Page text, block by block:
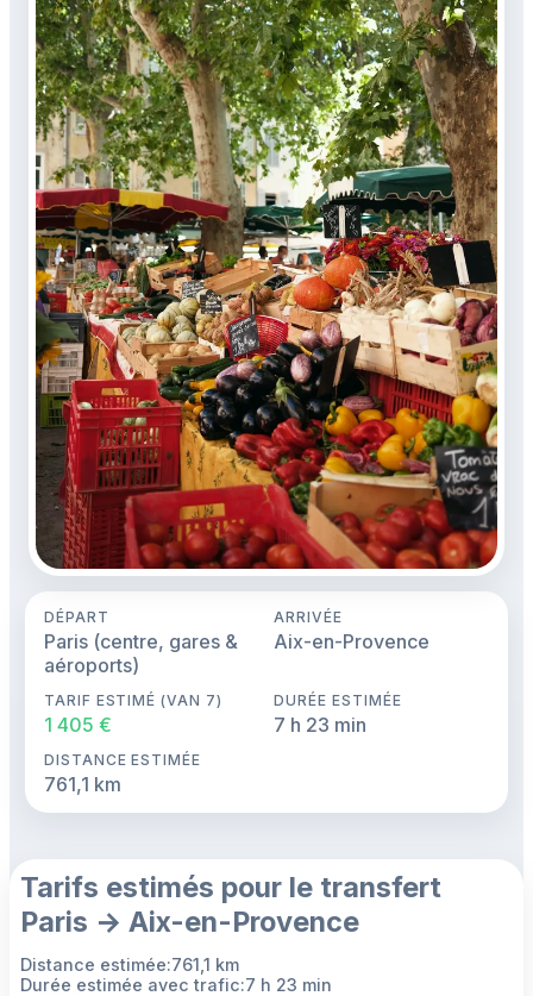
DÉPART
Paris (centre, gares &
aéroports)
ARRIVÉE
Aix-en-Provence
TARIF ESTIMÉ (VAN 7)
1 405 €
DURÉE ESTIMÉE
7 h 23 min
DISTANCE ESTIMÉE
761,1 km
Tarifs estimés pour le transfert
Paris → Aix-en-Provence
Distance estimée:761,1 km
Durée estimée avec trafic:7 h 23 min